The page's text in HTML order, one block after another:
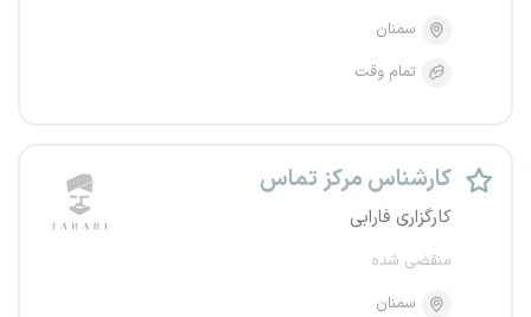
سمنان
تمام وقت
کارشناس مرکز تماس
کارگزاری فارابی
منقضی شده
سمنان